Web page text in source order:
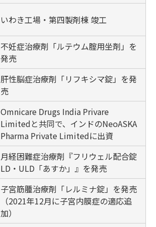
いわき工場・第四製剤棟 竣工
不妊症治療剤「ルテウム腟用坐剤」を
発売
肝性脳症治療剤「リフキシマ錠」を発
売
Omnicare Drugs India Privare
Limitedと共同で、インドのNeoASKA
Pharma Private Limitedに出資
月経困難症治療剤『フリウェル配合錠
LD・ULD「あすか」』を発売
子宮筋腫治療剤「レルミナ錠」を発売
（2021年12月に子宮内膜症の適応追
加）